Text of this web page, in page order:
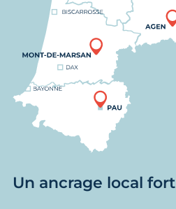
Un ancrage local fort